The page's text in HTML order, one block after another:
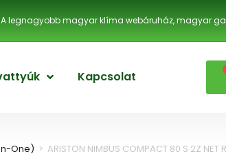
A legnagyobb magyar klíma webáruház, magyar
Kapcsolat
One) > ARISTON NIMBUS COMPACT 80 S 2Z NET